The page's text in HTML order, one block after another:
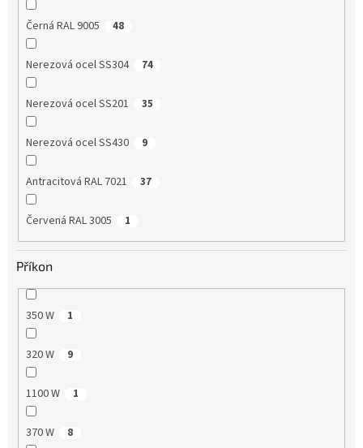
Černá RAL 9005 48
Nerezová ocel SS304 74
Nerezová ocel SS201 35
Nerezová ocel SS430 9
Antracitová RAL 7021 37
Červená RAL 3005 1
Příkon
350 W 1
320 W 9
1100 W 1
370 W 8